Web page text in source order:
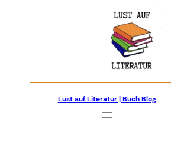
Lust auf Literatur | Buch Blog